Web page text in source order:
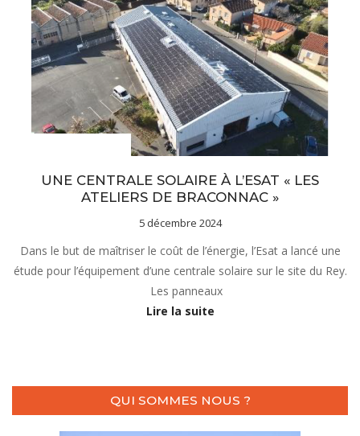
UNE CENTRALE SOLAIRE À L’ESAT « LES
ATELIERS DE BRACONNAC »
5 décembre 2024
Dans le but de maîtriser le coût de l’énergie, l’Esat a lancé une
étude pour l’équipement d’une centrale solaire sur le site du Rey.
Les panneaux
Lire la suite
QUI SOMMES NOUS ?